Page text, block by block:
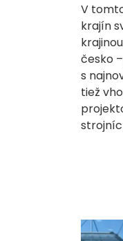
V
krajín
česko
s
tiež